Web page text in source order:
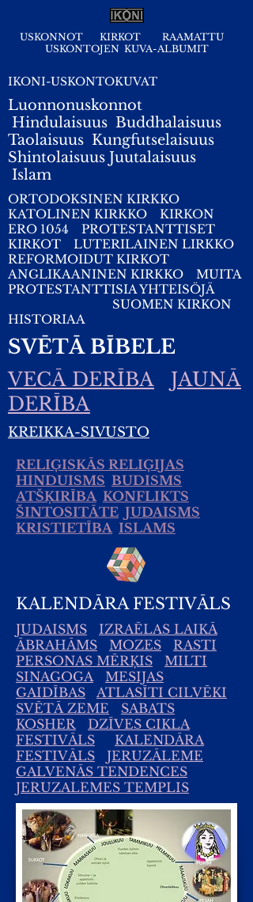
USKONNOT KIRKOT
RAAMATTU
USKONTOJEN KUVA-ALBUMIT
IKONI-USKONTOKUVAT
Luonnonuskonnot
Hindulaisuus Buddhalaisuus
Taolaisuus Kungfutselaisuus
Shintolaisuus Juutalaisuus
Islam
ORTODOKSINEN KIRKKO
KATOLINEN KIRKKO
KIRKON
ERO 1054
PROTESTANTTISET
KIRKOT
LUTERILAINEN LIRKKO
REFORMOIDUT KIRKOT
ANGLIKAANINEN KIRKKO
MUITA
PROTESTANTTISIA YHTEISÖJÄ
SUOMEN KIRKON
HISTORIAA
SVĒTĀ BĪBELE
VECĀ DERĪBA
JAUNĀ
DERĪBA
KREIKKA-SIVUSTO
RELIĢISKĀS RELIĢIJAS
HINDUISMS BUDISMS
ATŠĶIRĪBA KONFLIKTS
ŠINTOSITĀTE JUDAISMS
KRISTIETĪBA ISLAMS
KALENDĀRA FESTIVĀLS
JUDAISMS
IZRAĒLAS LAIKĀ
ĀBRAHĀMS
MOZES
RASTI
PERSONAS MĒRĶIS
MILTI
SINAGOGA
MESIJAS
GAIDĪBAS
ATLASĪTI CILVĒKI
SVĒTĀ ZEME
SABATS
KOSHER
DZĪVES CIKLA
FESTIVĀLS
KALENDĀRA
FESTIVĀLS
JERUZĀLEME
GALVENĀS TENDENCES
JERUZALEMES TEMPLIS